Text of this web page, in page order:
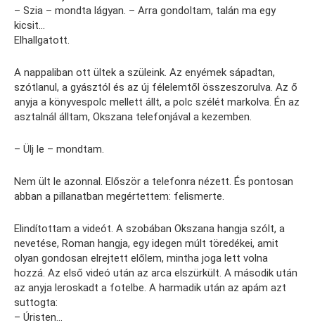
– Szia – mondta lágyan. – Arra gondoltam, talán ma egy
kicsit…
Elhallgatott.
A nappaliban ott ültek a szüleink. Az enyémek sápadtan,
szótlanul, a gyásztól és az új félelemtől összeszorulva. Az ő
anyja a könyvespolc mellett állt, a polc szélét markolva. Én az
asztalnál álltam, Okszana telefonjával a kezemben.
– Ülj le – mondtam.
Nem ült le azonnal. Először a telefonra nézett. És pontosan
abban a pillanatban megértettem: felismerte.
Elindítottam a videót. A szobában Okszana hangja szólt, a
nevetése, Roman hangja, egy idegen múlt töredékei, amit
olyan gondosan elrejtett előlem, mintha joga lett volna
hozzá. Az első videó után az arca elszürkült. A második után
az anyja leroskadt a fotelbe. A harmadik után az apám azt
suttogta:
– Úristen…